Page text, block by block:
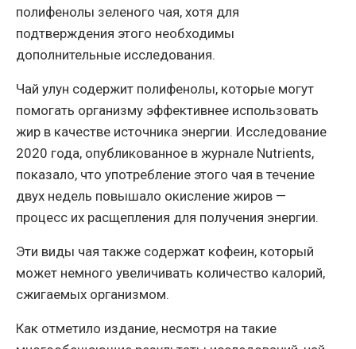
полифенолы зеленого чая, хотя для
подтверждения этого необходимы
дополнительные исследования.
Чай улун содержит полифенолы, которые могут
помогать организму эффективнее использовать
жир в качестве источника энергии. Исследование
2020 года, опубликованное в журнале Nutrients,
показало, что употребление этого чая в течение
двух недель повышало окисление жиров —
процесс их расщепления для получения энергии.
Эти виды чая также содержат кофеин, который
может немного увеличивать количество калорий,
сжигаемых организмом.
Как отметило издание, несмотря на такие